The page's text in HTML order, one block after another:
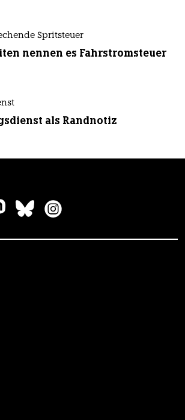
Spritsteuer
nennen es Fahrstromsteuer
als Randnotiz